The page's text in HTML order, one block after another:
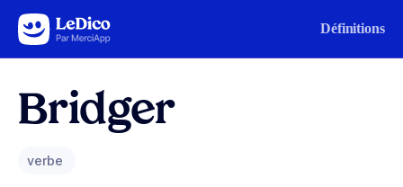
Aller au contenu Définitions
Bridger
verbe